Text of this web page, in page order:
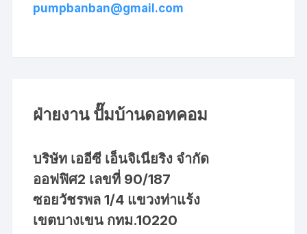
pumpbanban@gmail.com
ฝ่ายงาน ปั๊มบ้านดอทคอม
บริษัท เออีซี เอ็นจิเนียริง จำกัด
ออฟฟิศ2 เลขที่ 90/187
ซอยวัชรพล 1/4 แขวงท่าแร้ง
เขตบางเขน กทม.10220